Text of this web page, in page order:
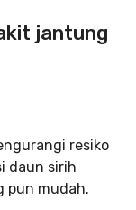
jantung
resiko
daun sirih
pun mudah.